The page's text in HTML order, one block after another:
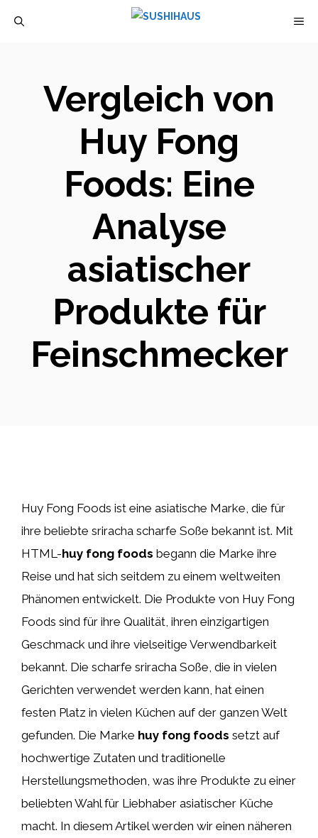
Vergleich von
Huy Fong
Foods: Eine
Analyse
asiatischer
Produkte für
Feinschmecker
Huy Fong Foods ist eine asiatische Marke, die für
ihre beliebte sriracha scharfe Soße bekannt ist. Mit
HTML-huy fong foods begann die Marke ihre
Reise und hat sich seitdem zu einem weltweiten
Phänomen entwickelt. Die Produkte von Huy Fong
Foods sind für ihre Qualität, ihren einzigartigen
Geschmack und ihre vielseitige Verwendbarkeit
bekannt. Die scharfe sriracha Soße, die in vielen
Gerichten verwendet werden kann, hat einen
festen Platz in vielen Küchen auf der ganzen Welt
gefunden. Die Marke huy fong foods setzt auf
hochwertige Zutaten und traditionelle
Herstellungsmethoden, was ihre Produkte zu einer
beliebten Wahl für Liebhaber asiatischer Küche
macht. In diesem Artikel werden wir einen näheren